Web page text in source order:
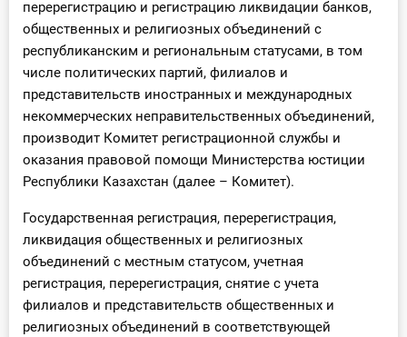
перерегистрацию и регистрацию ликвидации банков,
общественных и религиозных объединений с
республиканским и региональным статусами, в том
числе политических партий, филиалов и
представительств иностранных и международных
некоммерческих неправительственных объединений,
производит Комитет регистрационной службы и
оказания правовой помощи Министерства юстиции
Республики Казахстан (далее – Комитет).
Государственная регистрация, перерегистрация,
ликвидация общественных и религиозных
объединений с местным статусом, учетная
регистрация, перерегистрация, снятие с учета
филиалов и представительств общественных и
религиозных объединений в соответствующей